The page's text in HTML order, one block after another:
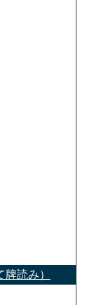
読み）